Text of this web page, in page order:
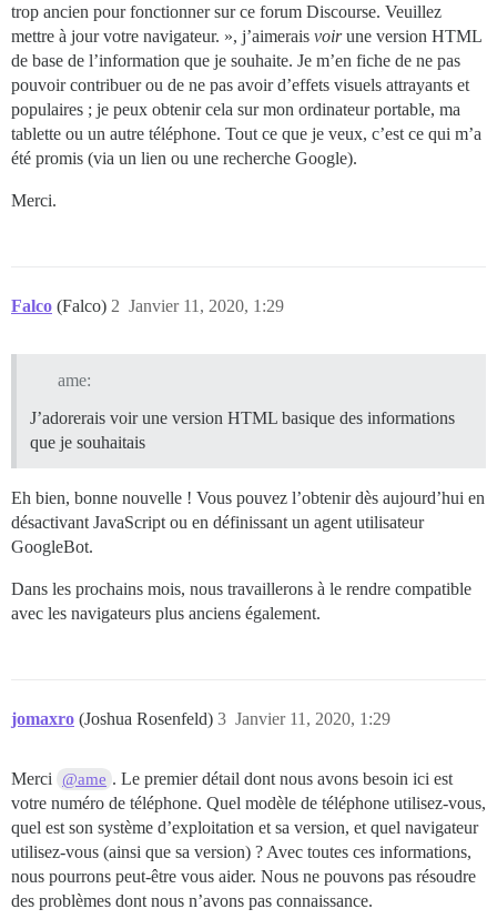
trop ancien pour fonctionner sur ce forum Discourse. Veuillez
mettre à jour votre navigateur. », j’aimerais voirune version HTML
de base de l’information que je souhaite. Je m’en fiche de ne pas
pouvoir contribuer ou de ne pas avoir d’effets visuels attrayants et
populaires ; je peux obtenir cela sur mon ordinateur portable, ma
tablette ou un autre téléphone. Tout ce que je veux, c’est ce qui m’a
été promis (via un lien ou une recherche Google).
Merci.
Falco (Falco) Janvier 11, 2020, 1:29
2
ame:
J’adorerais voir une version HTML basique des informations
que je souhaitais
Eh bien, bonne nouvelle ! Vous pouvez l’obtenir dès aujourd’hui en
désactivant JavaScript ou en définissant un agent utilisateur
GoogleBot.
Dans les prochains mois, nous travaillerons à le rendre compatible
avec les navigateurs plus anciens également.
jomaxro (Joshua Rosenfeld) Janvier 11, 2020, 1:29
3
Merci @ame . Le premier détail dont nous avons besoin ici est
votre numéro de téléphone. Quel modèle de téléphone utilisez-vous,
quel est son système d’exploitation et sa version, et quel navigateur
utilisez-vous (ainsi que sa version) ? Avec toutes ces informations,
nous pourrons peut-être vous aider. Nous ne pouvons pas résoudre
des problèmes dont nous n’avons pas connaissance.